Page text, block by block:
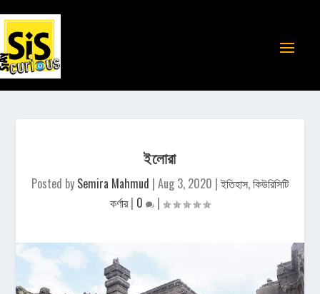
ইলোরা
Posted by Semira Mahmud | Aug 3, 2020 |ইতিহাস,কিউরিসিটি
কর্ণার| 0 |